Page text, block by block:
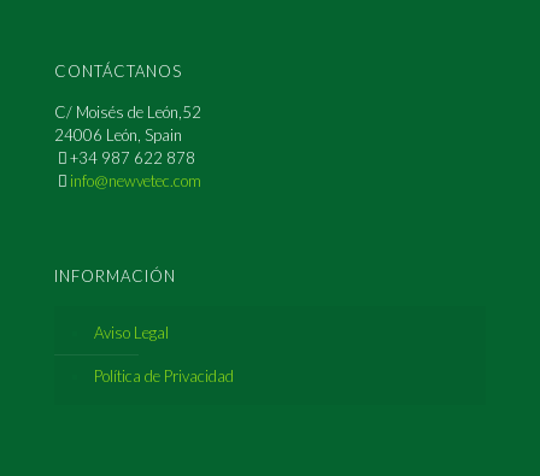
CONTÁCTANOS
C/ Moisés de León,52
24006 León, Spain
+34 987 622 878
info@newvetec.com
INFORMACIÓN
Aviso Legal
Política de Privacidad